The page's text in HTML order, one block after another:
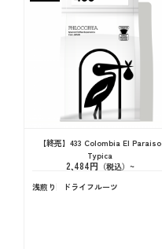
【終売】433 Colombia El Paraiso
Typica
2,484円
浅煎り ドライフルーツ